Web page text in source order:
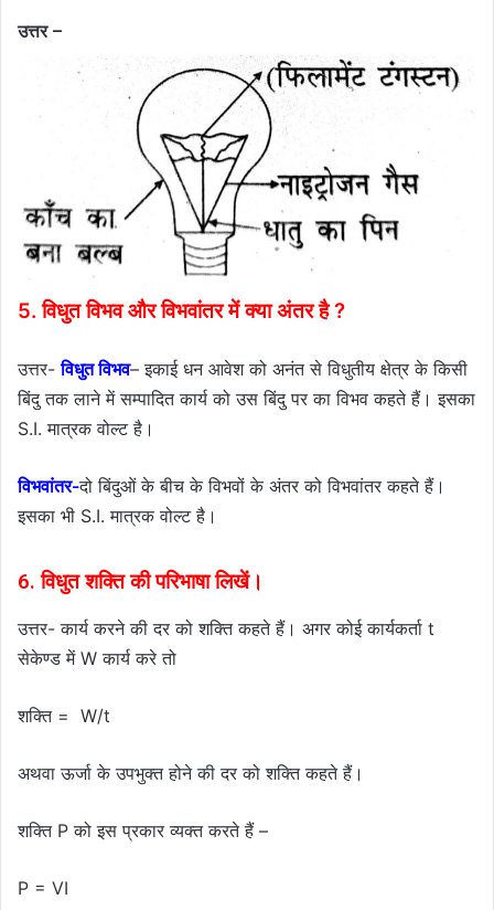
उत्तर –
5. विधुत विभव और विभवांतर में क्या अंतर है ?
उत्तर-विधुत विभव– इकाई धन आवेश को अनंत से विधुतीय क्षेत्र के किसी
बिंदु तक लाने में सम्पादित कार्य को उस बिंदु पर का विभव कहते हैं। इसका
S.I. मात्रक वोल्ट है।
विभवांतर-दो बिंदुओं के बीच के विभवों के अंतर को विभवांतर कहते हैं।
इसका भी S.I. मात्रक वोल्ट है।
6. विधुत शक्ति की परिभाषा लिखें।
उत्तर- कार्य करने की दर को शक्ति कहते हैं। अगर कोई कार्यकर्ता t
सेकेण्ड में W कार्य करे तो
शक्ति = W/t
अथवा ऊर्जा के उपभुक्त होने की दर को शक्ति कहते हैं।
शक्ति P को इस प्रकार व्यक्त करते हैं –
P = VI